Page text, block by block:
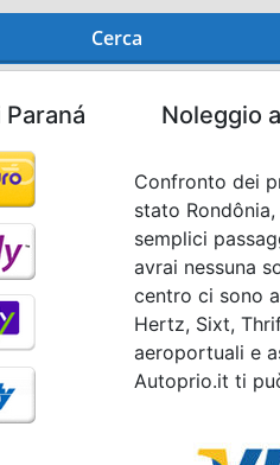
Cerca
Noleggio
Confronto dei
stato
semplici
avrai nessuna
centro ci sono
Hertz, Sixt,
aeroportuali e
Autoprio.it ti